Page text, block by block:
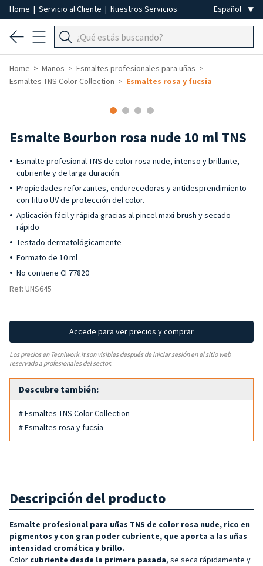
Home | Servicio al Cliente | Nuestros Servicios
Home Manos
Esmaltes profesionales para uñas
Esmaltes TNS Color Collection
Esmaltes rosa y fucsia
Esmalte Bourbon rosa nude 10 ml TNS
Esmalte profesional TNS de color rosa nude, intenso y brillante,
cubriente y de larga duración.
Propiedades reforzantes, endurecedoras y antidesprendimiento
con filtro UV de protección del color.
Aplicación fácil y rápida gracias al pincel maxi-brush y secado
rápido
Testado dermatológicamente
Formato de 10 ml
No contiene CI 77820
Ref: UNS645
Accede para ver precios y comprar
Los precios en Tecniwork.it son visibles después de iniciar sesión en el sitio web
reservado a profesionales del sector.
Descubre también:
# Esmaltes TNS Color Collection
# Esmaltes rosa y fucsia
Descripción del producto
Esmalte profesional para uñas TNS de color rosa nude, rico en
pigmentos y con gran poder cubriente, que aporta a las uñas
intensidad cromática y brillo.
Color cubriente desde la primera pasada, se seca rápidamente y